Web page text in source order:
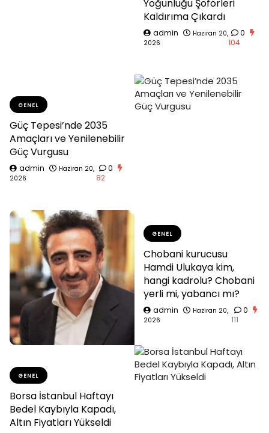
Yoğunluğu Şoförleri
Kaldırıma Çıkardı
admin
Haziran 20,
2026
0
104
GENEL
Güç Tepesi’nde 2035
Amaçları ve Yenilenebilir
Güç Vurgusu
admin
Haziran 20,
2026
0
82
GENEL
Chobani kurucusu
Hamdi Ulukaya kim,
hangi kadrolu? Chobani
yerli mi, yabancı mı?
admin
Haziran 20,
2026
0
111
GENEL
Borsa İstanbul Haftayı
Bedel Kaybıyla Kapadı,
Altın Fiyatları Yükseldi